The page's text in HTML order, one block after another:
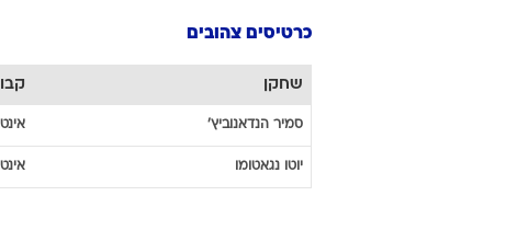
כרטיסים צהובים
שחקן
סמיר הנדאנוביץ'
יוטו נגאטומו